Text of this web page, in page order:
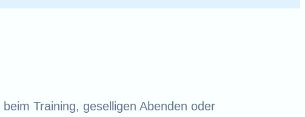
Training, geselligen Abenden oder